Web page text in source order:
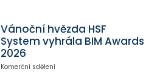
Vánoční hvězda HSF
System vyhrála BIM Awards
2026
Komerční sdělení